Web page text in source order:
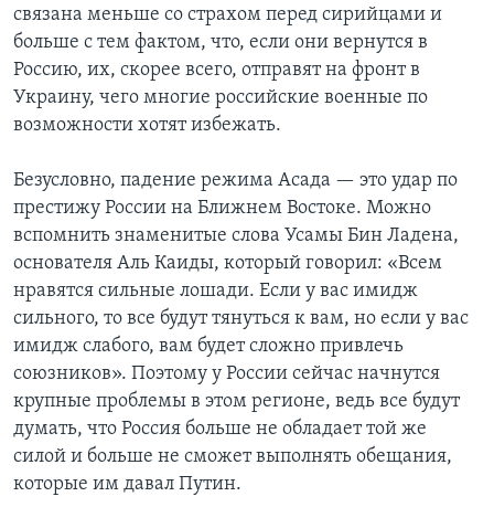
связана меньше со страхом перед сирийцами и
больше с тем фактом, что, если они вернутся в
Россию, их, скорее всего, отправят на фронт в
Украину, чего многие российские военные по
возможности хотят избежать.
Безусловно, падение режима Асада — это удар по
престижу России на Ближнем Востоке. Можно
вспомнить знаменитые слова Усамы Бин Ладена,
основателя Аль Каиды, который говорил: «Всем
нравятся сильные лошади. Если у вас имидж
сильного, то все будут тянуться к вам, но если у вас
имидж слабого, вам будет сложно привлечь
союзников». Поэтому у России сейчас начнутся
крупные проблемы в этом регионе, ведь все будут
думать, что Россия больше не обладает той же
силой и больше не сможет выполнять обещания,
которые им давал Путин.